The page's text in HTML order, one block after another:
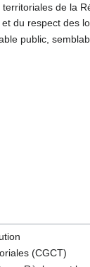
de la
du respect des
public,
(CGCT)